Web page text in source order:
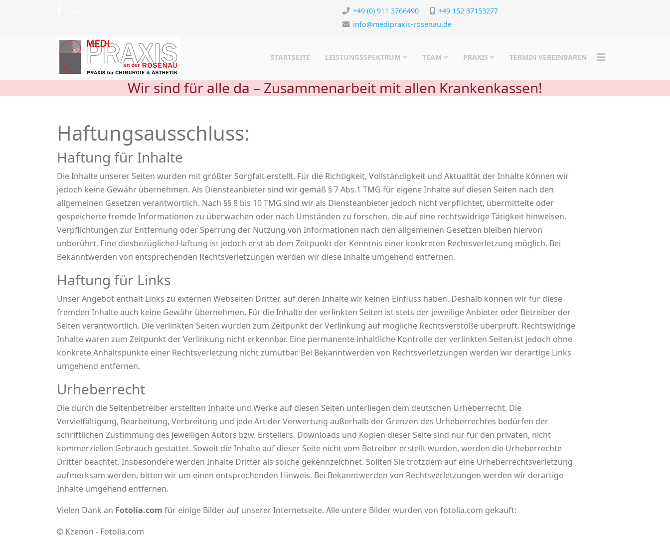
+49 (0) 911 3766490
+49 152 37153277
info@medipraxis-rosenau.de
STARTSEITE LEISTUNGSSPEKTRUM TEAM PRAXIS TERMIN VEREINBAREN
Wir sind für alle da – Zusammenarbeit mit allen Krankenkassen!
Haftungsausschluss:
Haftung für Inhalte
Die Inhalte unserer Seiten wurden mit größter Sorgfalt erstellt. Für die Richtigkeit, Vollständigkeit und Aktualität der Inhalte können wir
jedoch keine Gewähr übernehmen. Als Diensteanbieter sind wir gemäß § 7 Abs.1 TMG für eigene Inhalte auf diesen Seiten nach den
allgemeinen Gesetzen verantwortlich. Nach §§ 8 bis 10 TMG sind wir als Diensteanbieter jedoch nicht verpflichtet, übermittelte oder
gespeicherte fremde Informationen zu überwachen oder nach Umständen zu forschen, die auf eine rechtswidrige Tätigkeit hinweisen.
Verpflichtungen zur Entfernung oder Sperrung der Nutzung von Informationen nach den allgemeinen Gesetzen bleiben hiervon
unberührt. Eine diesbezügliche Haftung ist jedoch erst ab dem Zeitpunkt der Kenntnis einer konkreten Rechtsverletzung möglich. Bei
Bekanntwerden von entsprechenden Rechtsverletzungen werden wir diese Inhalte umgehend entfernen.
Haftung für Links
Unser Angebot enthält Links zu externen Webseiten Dritter, auf deren Inhalte wir keinen Einfluss haben. Deshalb können wir für diese
fremden Inhalte auch keine Gewähr übernehmen. Für die Inhalte der verlinkten Seiten ist stets der jeweilige Anbieter oder Betreiber der
Seiten verantwortlich. Die verlinkten Seiten wurden zum Zeitpunkt der Verlinkung auf mögliche Rechtsverstöße überprüft. Rechtswidrige
Inhalte waren zum Zeitpunkt der Verlinkung nicht erkennbar. Eine permanente inhaltliche Kontrolle der verlinkten Seiten ist jedoch ohne
konkrete Anhaltspunkte einer Rechtsverletzung nicht zumutbar. Bei Bekanntwerden von Rechtsverletzungen werden wir derartige Links
umgehend entfernen.
Urheberrecht
Die durch die Seitenbetreiber erstellten Inhalte und Werke auf diesen Seiten unterliegen dem deutschen Urheberrecht. Die
Vervielfältigung, Bearbeitung, Verbreitung und jede Art der Verwertung außerhalb der Grenzen des Urheberrechtes bedürfen der
schriftlichen Zustimmung des jeweiligen Autors bzw. Erstellers. Downloads und Kopien dieser Seite sind nur für den privaten, nicht
kommerziellen Gebrauch gestattet. Soweit die Inhalte auf dieser Seite nicht vom Betreiber erstellt wurden, werden die Urheberrechte
Dritter beachtet. Insbesondere werden Inhalte Dritter als solche gekennzeichnet. Sollten Sie trotzdem auf eine Urheberrechtsverletzung
aufmerksam werden, bitten wir um einen entsprechenden Hinweis. Bei Bekanntwerden von Rechtsverletzungen werden wir derartige
Inhalte umgehend entfernen.
Vielen Dank an Fotolia.com für einige Bilder auf unserer Internetseite. Alle untere Bilder wurden von fotolia.com gekauft:
© Kzenon - Fotolia.com